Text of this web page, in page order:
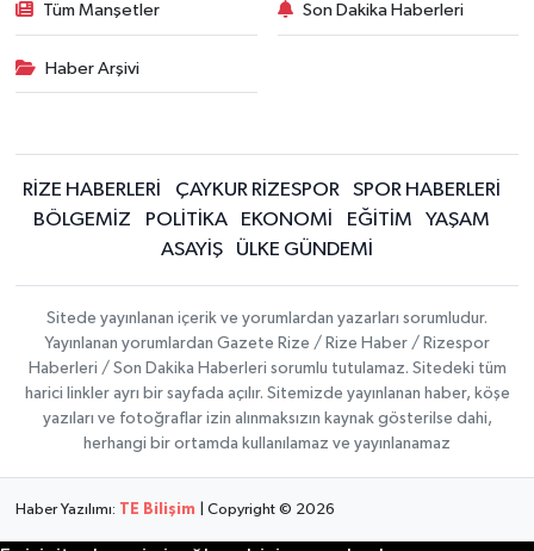
Tüm Manşetler Son Dakika Haberleri
Haber Arşivi
RİZE HABERLERİ ÇAYKUR RİZESPOR
SPOR HABERLERİ
BÖLGEMİZ
POLİTİKA EKONOMİ EĞİTİM
YAŞAM
ASAYİŞ
ÜLKE GÜNDEMİ
Sitede yayınlanan içerik ve yorumlardan yazarları sorumludur.
Yayınlanan yorumlardan Gazete Rize / Rize Haber / Rizespor
Haberleri / Son Dakika Haberleri sorumlu tutulamaz. Sitedeki tüm
harici linkler ayrı bir sayfada açılır. Sitemizde yayınlanan haber, köşe
yazıları ve fotoğraflar izin alınmaksızın kaynak gösterilse dahi,
herhangi bir ortamda kullanılamaz ve yayınlanamaz
Haber Yazılımı: TE Bilişim | Copyright © 2026